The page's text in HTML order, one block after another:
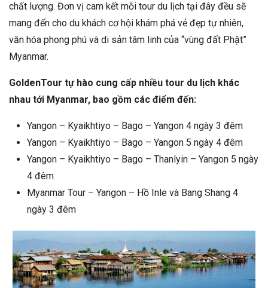
chất lượng. Đơn vị cam kết mỗi tour du lịch tại đây đều sẽ
mang đến cho du khách cơ hội khám phá vẻ đẹp tự nhiên,
văn hóa phong phú và di sản tâm linh của “vùng đất Phật”
Myanmar.
GoldenTour tự hào cung cấp nhiều tour du lịch khác
nhau tới Myanmar, bao gồm các điểm đến:
Yangon – Kyaikhtiyo – Bago – Yangon 4 ngày 3 đêm
Yangon – Kyaikhtiyo – Bago – Yangon 5 ngày 4 đêm
Yangon – Kyaikhtiyo – Bago – Thanlyin – Yangon 5 ngày
4 đêm
Myanmar Tour – Yangon – Hồ Inle và Bang Shang 4
ngày 3 đêm